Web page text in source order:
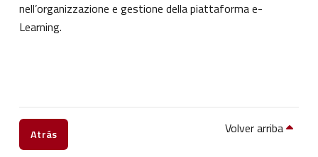
nell’organizzazione e gestione della piattaforma e-
Learning.
Atrás Volver arriba